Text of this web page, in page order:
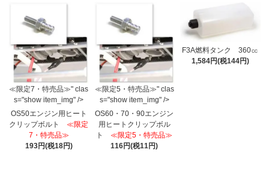
≪限定7・特売品≫" clas
s="show item_img" />
OS50エンジン用ヒート
クリップボルト ≪限定
7・特売品≫
193円(税18円)
≪限定5・特売品≫" clas
s="show item_img" />
OS60・70・90エンジン
用ヒートクリップボル
ト ≪限定5・特売品≫
116円(税11円)
F3A燃料タンク 360㏄
1,584円(税144円)